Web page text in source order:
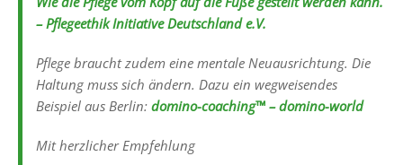
– Pflegeethik Initiative Deutschland e.V.
Pflege braucht zudem eine mentale Neuausrichtung. Die
Haltung muss sich ändern. Dazu ein wegweisendes
Beispiel aus Berlin: domino-coaching™ – domino-world
Mit herzlicher Empfehlung